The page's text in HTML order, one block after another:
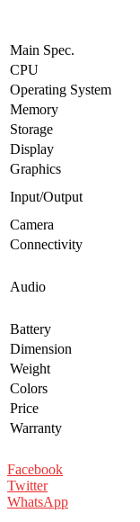
Main Spec.
CPU
Operating System
Memory
Storage
Display
Graphics
Input/Output
Camera
Connectivity
Audio
Battery
Dimension
Weight
Colors
Price
Warranty
Facebook
Twitter
WhatsApp